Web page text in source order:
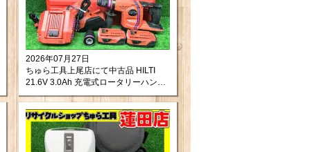
2026年07月27日
ちゅら工具上尾店にて中古品 HILTI
21.6V 3.0Ah 充電式ロータリーハンマ
ードリル TE6-A22を買取させて頂きま